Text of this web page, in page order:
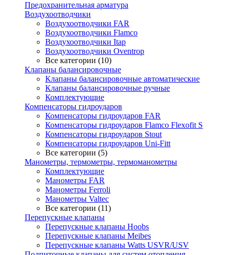
Предохранительная арматура
Воздухоотводчики
Воздухоотводчики FAR
Воздухоотводчики Flamco
Воздухоотводчики Itap
Воздухоотводчики Oventrop
Все категории (10)
Клапаны балансировочные
Клапаны балансировочные автоматические
Клапаны балансировочные ручные
Комплектующие
Компенсаторы гидроударов
Компенсаторы гидроударов FAR
Компенсаторы гидроударов Flamco Flexofit S
Компенсаторы гидроударов Stout
Компенсаторы гидроударов Uni-Fitt
Все категории (5)
Манометры, термометры, термоманометры
Комплектующие
Манометры FAR
Манометры Ferroli
Манометры Valtec
Все категории (11)
Перепускные клапаны
Перепускные клапаны Hoobs
Перепускные клапаны Meibes
Перепускные клапаны Watts USVR/USV